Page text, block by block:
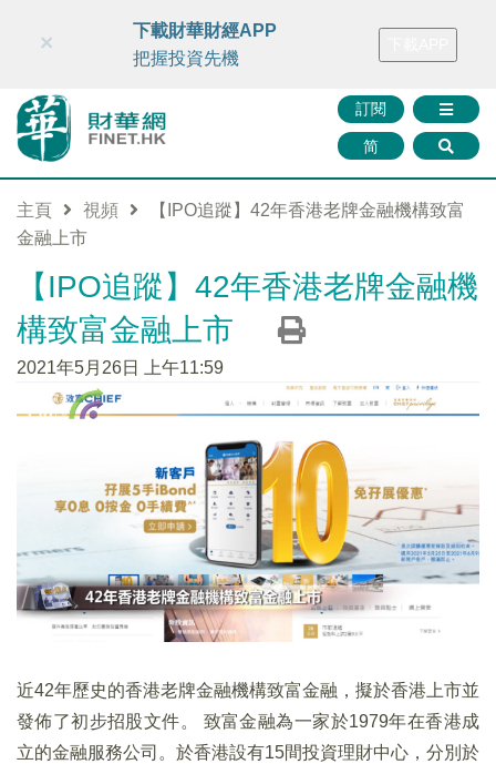
財華智庫網 FINTV FINMETA 財華證券 媒體矩陣
訂閱
简
×
下載財華財經APP
把握投資先機
主頁 視頻
【IPO追蹤】42年香港老牌金融機構致富
金融上市
【IPO追蹤】42年香港老牌金融機
構致富金融上市
2021年5月26日 上午11:59
近42年歷史的香港老牌金融機構致富金融，擬於香港上市並
發佈了初步招股文件。 致富金融為一家於1979年在香港成
立的金融服務公司。於香港設有15間投資理財中心，分別於